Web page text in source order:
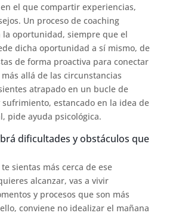
el que compartir experiencias,
Un proceso de coaching
oportunidad, siempre que el
dicha oportunidad a sí mismo, de
de forma proactiva para conectar
allá de las circunstancias
atrapado en un bucle de
estancado en la idea de
pide ayuda psicológica.
dificultades y obstáculos que
sientas más cerca de ese
alcanzar, vas a vivir
y procesos que son más
conviene no idealizar el mañana